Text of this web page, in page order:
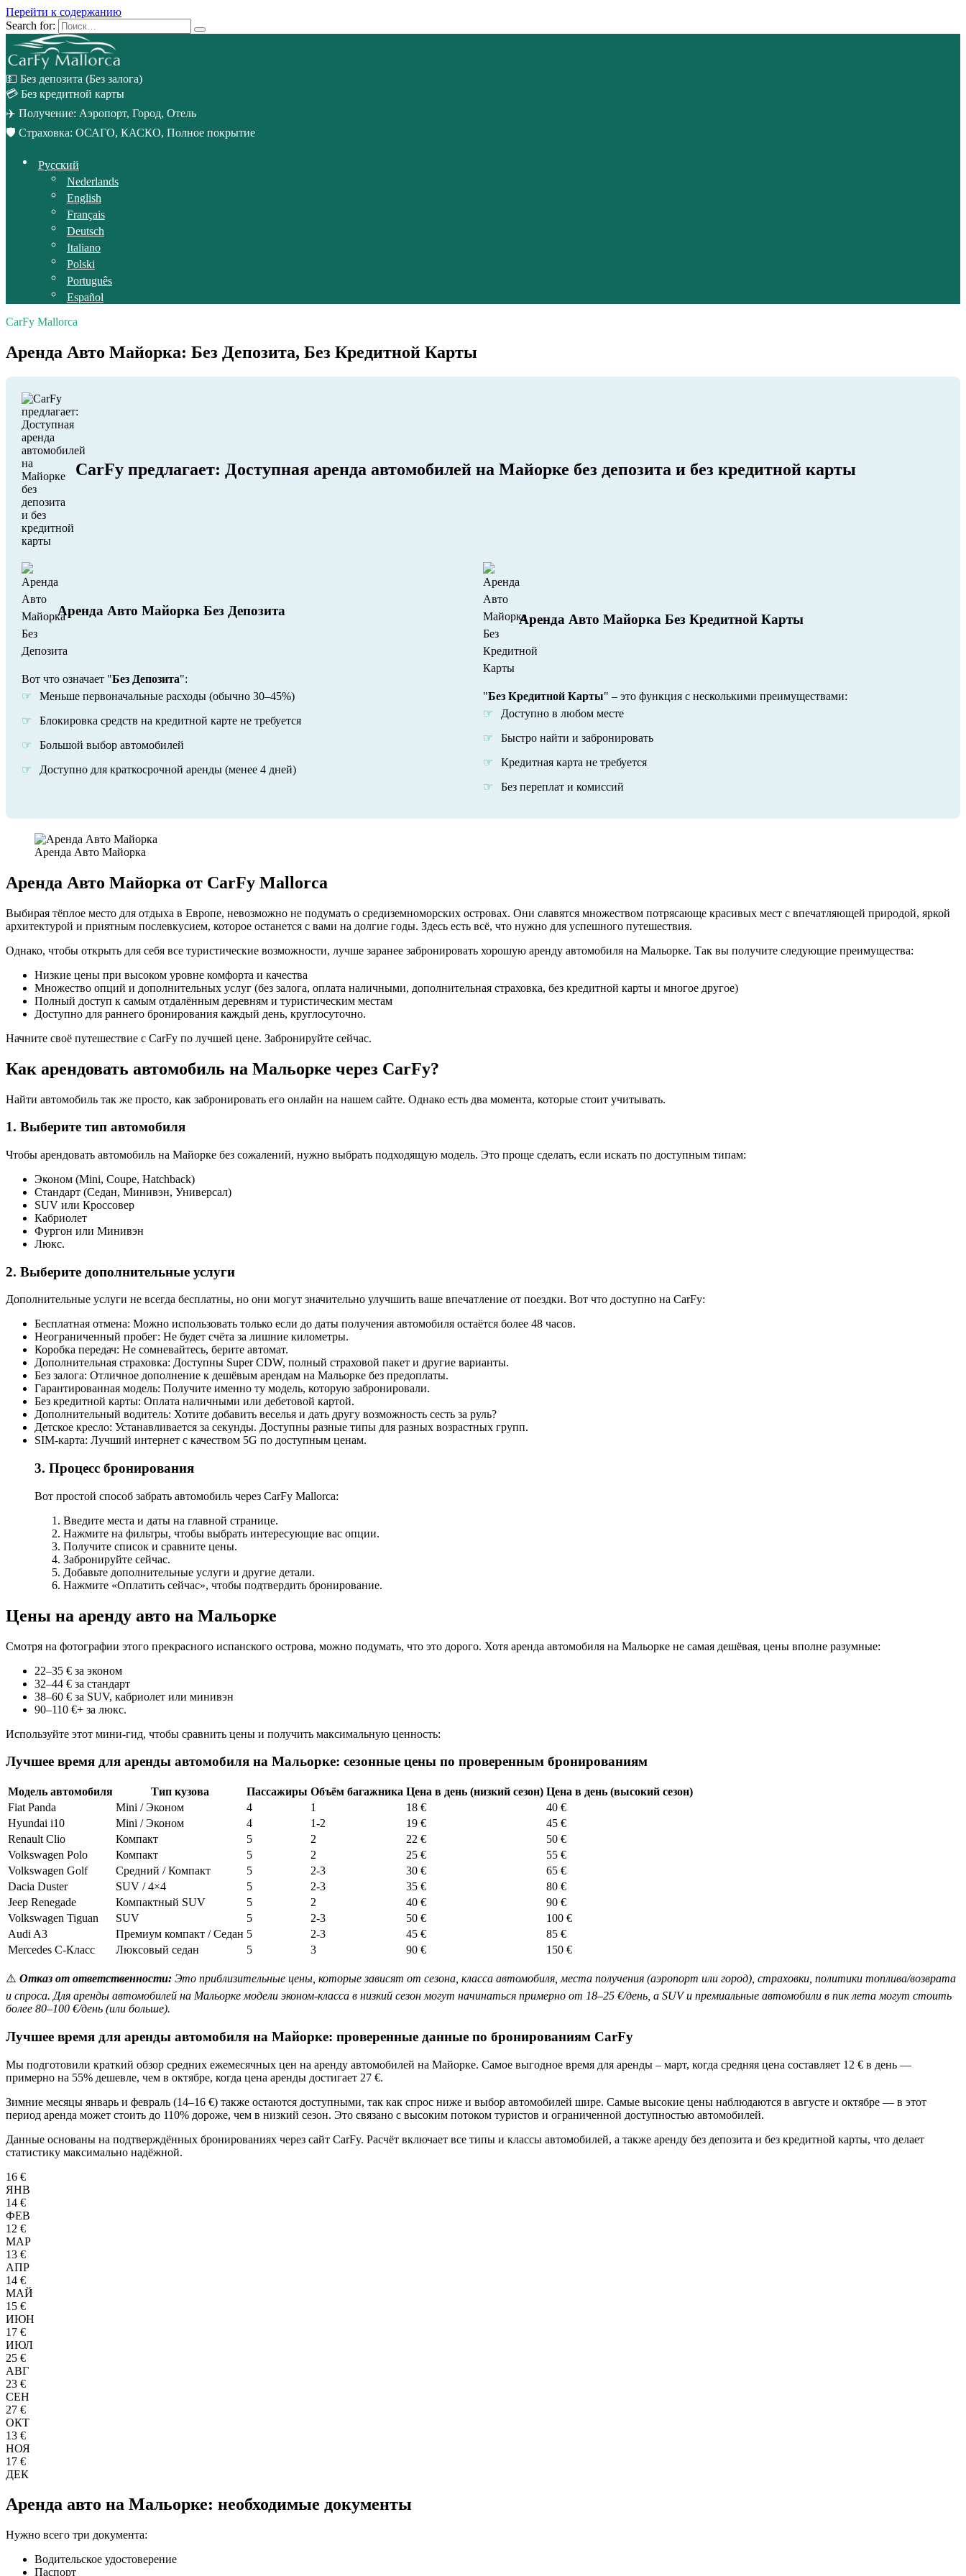
Перейти к содержанию
Search for:
💵 Без депозита (Без залога)
💳 Без кредитной карты
✈️ Получение: Аэропорт, Город, Отель
🛡️ Страховка: ОСАГО, КАСКО, Полное покрытие
Русский
Nederlands
English
Français
Deutsch
Italiano
Polski
Português
Español
CarFy Mallorca
Аренда Авто Майорка: Без Депозита, Без Кредитной Карты
CarFy предлагает: Доступная аренда автомобилей на Майорке без депозита и без кредитной карты
Аренда Авто Майорка Без Депозита
Вот что означает "Без Депозита":
Меньше первоначальные расходы (обычно 30–45%)
Блокировка средств на кредитной карте не требуется
Большой выбор автомобилей
Доступно для краткосрочной аренды (менее 4 дней)
Аренда Авто Майорка Без Кредитной Карты
"Без Кредитной Карты" – это функция с несколькими преимуществами:
Доступно в любом месте
Быстро найти и забронировать
Кредитная карта не требуется
Без переплат и комиссий
Аренда Авто Майорка
Аренда Авто Майорка от CarFy Mallorca
Выбирая тёплое место для отдыха в Европе, невозможно не подумать о средиземноморских островах. Они славятся множеством потрясающе красивых мест с впечатляющей природой, яркой
архитектурой и приятным послевкусием, которое останется с вами на долгие годы. Здесь есть всё, что нужно для успешного путешествия.
Однако, чтобы открыть для себя все туристические возможности, лучше заранее забронировать хорошую аренду автомобиля на Мальорке. Так вы получите следующие преимущества:
Низкие цены при высоком уровне комфорта и качества
Множество опций и дополнительных услуг (без залога, оплата наличными, дополнительная страховка, без кредитной карты и многое другое)
Полный доступ к самым отдалённым деревням и туристическим местам
Доступно для раннего бронирования каждый день, круглосуточно.
Начните своё путешествие с CarFy по лучшей цене. Забронируйте сейчас.
Как арендовать автомобиль на Мальорке через CarFy?
Найти автомобиль так же просто, как забронировать его онлайн на нашем сайте. Однако есть два момента, которые стоит учитывать.
1. Выберите тип автомобиля
Чтобы арендовать автомобиль на Майорке без сожалений, нужно выбрать подходящую модель. Это проще сделать, если искать по доступным типам:
Эконом (Mini, Coupe, Hatchback)
Стандарт (Седан, Минивэн, Универсал)
SUV или Кроссовер
Кабриолет
Фургон или Минивэн
Люкс.
2. Выберите дополнительные услуги
Дополнительные услуги не всегда бесплатны, но они могут значительно улучшить ваше впечатление от поездки. Вот что доступно на CarFy:
Бесплатная отмена: Можно использовать только если до даты получения автомобиля остаётся более 48 часов.
Неограниченный пробег: Не будет счёта за лишние километры.
Коробка передач: Не сомневайтесь, берите автомат.
Дополнительная страховка: Доступны Super CDW, полный страховой пакет и другие варианты.
Без залога: Отличное дополнение к дешёвым арендам на Мальорке без предоплаты.
Гарантированная модель: Получите именно ту модель, которую забронировали.
Без кредитной карты: Оплата наличными или дебетовой картой.
Дополнительный водитель: Хотите добавить веселья и дать другу возможность сесть за руль?
Детское кресло: Устанавливается за секунды. Доступны разные типы для разных возрастных групп.
SIM-карта: Лучший интернет с качеством 5G по доступным ценам.
3. Процесс бронирования
Вот простой способ забрать автомобиль через CarFy Mallorca:
Введите места и даты на главной странице.
Нажмите на фильтры, чтобы выбрать интересующие вас опции.
Получите список и сравните цены.
Забронируйте сейчас.
Добавьте дополнительные услуги и другие детали.
Нажмите «Оплатить сейчас», чтобы подтвердить бронирование.
Цены на аренду авто на Мальорке
Смотря на фотографии этого прекрасного испанского острова, можно подумать, что это дорого. Хотя аренда автомобиля на Мальорке не самая дешёвая, цены вполне разумные:
22–35 € за эконом
32–44 € за стандарт
38–60 € за SUV, кабриолет или минивэн
90–110 €+ за люкс.
Используйте этот мини-гид, чтобы сравнить цены и получить максимальную ценность:
Лучшее время для аренды автомобиля на Мальорке: сезонные цены по проверенным бронированиям
Модель автомобиля Тип кузова Пассажиры Объём багажника Цена в день (низкий сезон) Цена в день (высокий сезон)
Fiat Panda
Mini / Эконом 4 1 18 €
40 €
Hyundai i10
Mini / Эконом 4 1-2 19 €
45 €
Renault Clio
Компакт 5 2 22 €
50 €
Volkswagen Polo
Компакт 5 2 25 €
55 €
Volkswagen Golf
Средний / Компакт 5 2-3 30 €
65 €
Dacia Duster
SUV / 4×4 5 2-3 35 €
80 €
Jeep Renegade
Компактный SUV 5 2 40 €
90 €
Volkswagen Tiguan
SUV 5 2-3 50 €
100 €
Audi A3
Премиум компакт / Седан 5 2-3 45 €
85 €
Mercedes C-Класс
Люксовый седан 5 3 90 € 150 €
⚠️ Отказ от ответственности: Это приблизительные цены, которые зависят от сезона, класса автомобиля, места получения (аэропорт или город), страховки, политики топлива/возврата
и спроса. Для аренды автомобилей на Мальорке модели эконом-класса в низкий сезон могут начинаться примерно от 18–25 €/день, а SUV и премиальные автомобили в пик лета могут стоить
более 80–100 €/день (или больше).
Лучшее время для аренды автомобиля на Майорке: проверенные данные по бронированиям CarFy
Мы подготовили краткий обзор средних ежемесячных цен на аренду автомобилей на Майорке. Самое выгодное время для аренды – март, когда средняя цена составляет 12 € в день —
примерно на 55% дешевле, чем в октябре, когда цена аренды достигает 27 €.
Зимние месяцы январь и февраль (14–16 €) также остаются доступными, так как спрос ниже и выбор автомобилей шире. Самые высокие цены наблюдаются в августе и октябре — в этот
период аренда может стоить до 110% дороже, чем в низкий сезон. Это связано с высоким потоком туристов и ограниченной доступностью автомобилей.
Данные основаны на подтверждённых бронированиях через сайт CarFy. Расчёт включает все типы и классы автомобилей, а также аренду без депозита и без кредитной карты, что делает
статистику максимально надёжной.
16 €
ЯНВ
14 €
ФЕВ
12 €
МАР
13 €
АПР
14 €
МАЙ
15 €
ИЮН
17 €
ИЮЛ
25 €
АВГ
23 €
СЕН
27 €
ОКТ
13 €
НОЯ
17 €
ДЕК
Аренда авто на Мальорке: необходимые документы
Нужно всего три документа:
Водительское удостоверение
Паспорт